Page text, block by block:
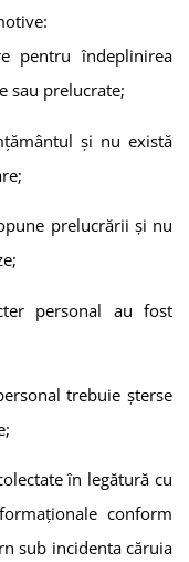
pentru îndeplinirea
sau prelucrate;
și nu există
prelucrării și nu
personal au fost
trebuie șterse
în legătură cu
conform
sub incidenta căruia